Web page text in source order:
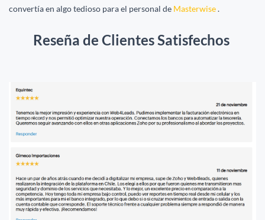
convertía en algo tedioso para el personal de Masterwise.
Reseña de ​Clientes Satisfechos